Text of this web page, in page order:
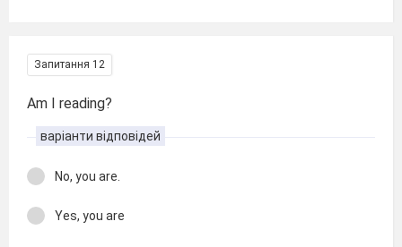
Запитання 12
Am I reading?
варіанти відповідей
No, you are.
Yes, you are